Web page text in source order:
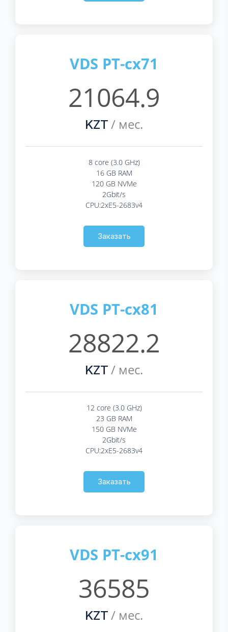
VDS PT-cx71
21064.9
KZT / мес.
8 core (3.0 GHz)
16 GB RAM
120 GB NVMe
2Gbit/s
CPU:2xE5-2683v4
Заказать
VDS PT-cx81
28822.2
KZT / мес.
12 core (3.0 GHz)
23 GB RAM
150 GB NVMe
2Gbit/s
CPU:2xE5-2683v4
Заказать
VDS PT-cx91
36585
KZT / мес.